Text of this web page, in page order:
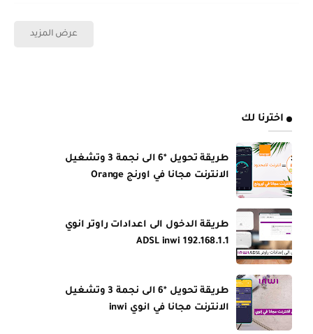
عرض المزيد
اخترنا لك
طريقة تحويل *6 الى نجمة 3 وتشغيل
الانترنت مجانا في اورنج Orange
طريقة الدخول الى اعدادات راوتر انوي
ADSL inwi 192.168.1.1
طريقة تحويل *6 الى نجمة 3 وتشغيل
الانترنت مجانا في انوي inwi